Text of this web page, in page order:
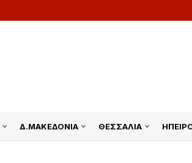
Δ.ΜΑΚΕΔΟΝΙΑ ΘΕΣΣΑΛΙΑ